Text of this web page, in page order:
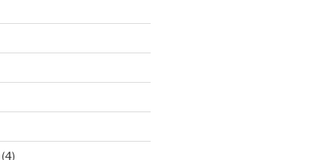
(4)